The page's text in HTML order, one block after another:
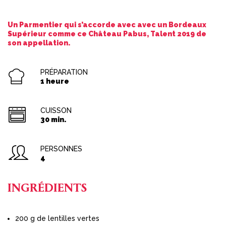
Un Parmentier qui s’accorde avec avec un Bordeaux
Supérieur comme ce Château Pabus, Talent 2019 de
son appellation.
PRÉPARATION
1 heure
CUISSON
30 min.
PERSONNES
4
INGRÉDIENTS
200 g de lentilles vertes